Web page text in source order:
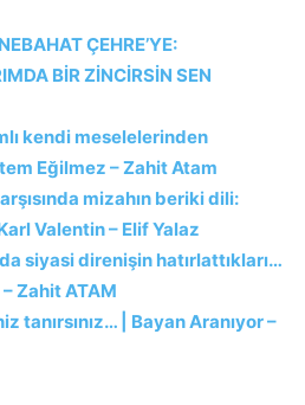
ÇEHRE’YE:
BİR ZİNCİRSİN SEN
kendi meselelerinden
Eğilmez – Zahit Atam
mizahın beriki dili:
Valentin – Elif Yalaz
siyasi direnişin hatırlattıkları…
Zahit ATAM
tanırsınız… | Bayan Aranıyor –